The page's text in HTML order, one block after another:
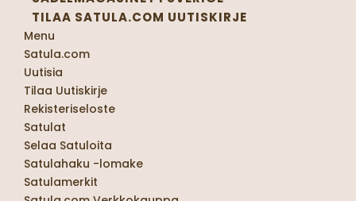
TILAA SATULA.COM UUTISKIRJE
Menu
Satula.com
Uutisia
Tilaa Uutiskirje
Rekisteriseloste
Satulat
Selaa Satuloita
Satulahaku -lomake
Satulamerkit